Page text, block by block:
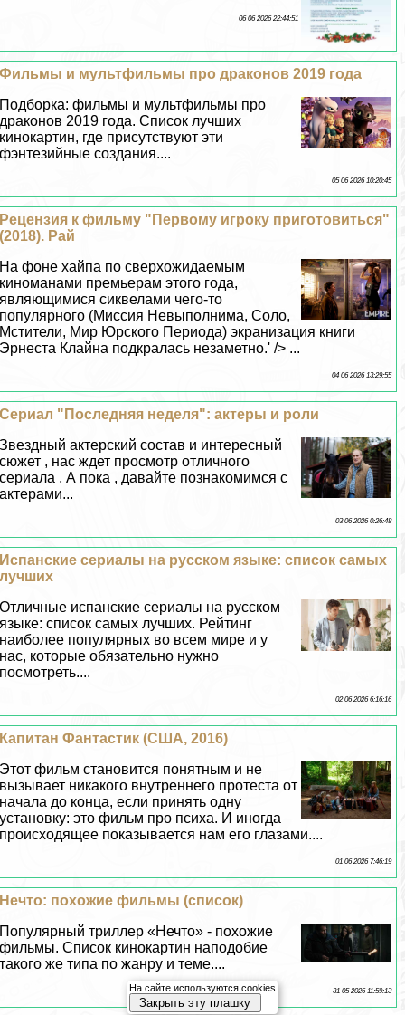
06 06 2026 22:44:51
Фильмы и мультфильмы про дpaконов 2019 года
Подборка: фильмы и мультфильмы про
дpaконов 2019 года. Список лучших
кинокартин, где присутствуют эти
фэнтезийные создания....
05 06 2026 10:20:45
Рецензия к фильму "Первому игроку приготовиться"
(2018). Рай
На фоне хайпа по сверхожидаемым
киноманами премьерам этого года,
являющимися сиквелами чего-то
популярного (Миссия Невыполнима, Соло,
Мстители, Мир Юрского Периода) экранизация книги
Эрнеста Клайна подкралась незаметно.' /> ...
04 06 2026 13:29:55
Сериал "Последняя неделя": актеры и роли
Звездный актерский состав и интересный
сюжет , нас ждет просмотр отличного
сериала , А пока , давайте познакомимся с
актерами...
03 06 2026 0:26:48
Испанские сериалы на русском языке: список самых
лучших
Отличные испанские сериалы на русском
языке: список самых лучших. Рейтинг
наиболее популярных во всем мире и у
нас, которые обязательно нужно
посмотреть....
02 06 2026 6:16:16
Капитан Фантастик (США, 2016)
Этот фильм становится понятным и не
вызывает никакого внутреннего протеста от
начала до конца, если принять одну
установку: это фильм про психа. И иногда
происходящее показывается нам его глазами....
01 06 2026 7:46:19
Нечто: похожие фильмы (список)
Популярный триллер «Нечто» - похожие
фильмы. Список кинокартин наподобие
такого же типа по жанру и теме....
31 05 2026 11:59:13
На сайте используются cookies
Закрыть эту плашку